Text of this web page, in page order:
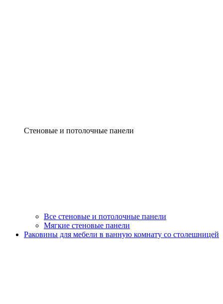
Стеновые и потолочные панели
Все стеновые и потолочные панели
Мягкие стеновые панели
Раковины для мебели в ванную комнату со столешницей